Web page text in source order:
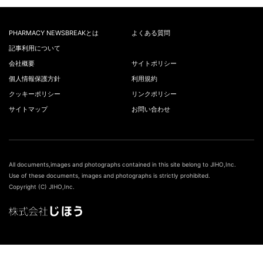
PHARMACY NEWSBREAKとは
よくある質問
記事利用について
会社概要
サイトポリシー
個人情報保護方針
利用規約
クッキーポリシー
リンクポリシー
サイトマップ
お問い合わせ
All documents,images and photographs contained in this site belong to JIHO,Inc.
Use of these documents, images and photographs is strictly prohibited.
Copyright (C) JIHO,Inc.